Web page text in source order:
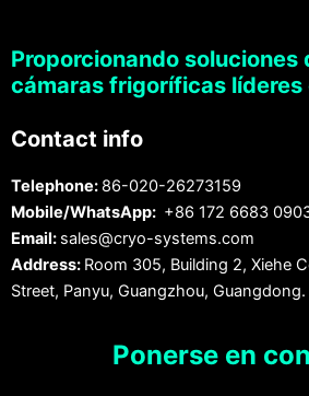
Proporcionando soluciones
cámaras frigoríficas líderes
Contact info
Telephone: 86-020-26273159
Mobile/WhatsApp: +86 172 6683
Email: sales@cryo-systems.com
Address: Room 305, Building 2, Xiehe
Street, Panyu, Guangzhou, Guangdong.
Ponerse en